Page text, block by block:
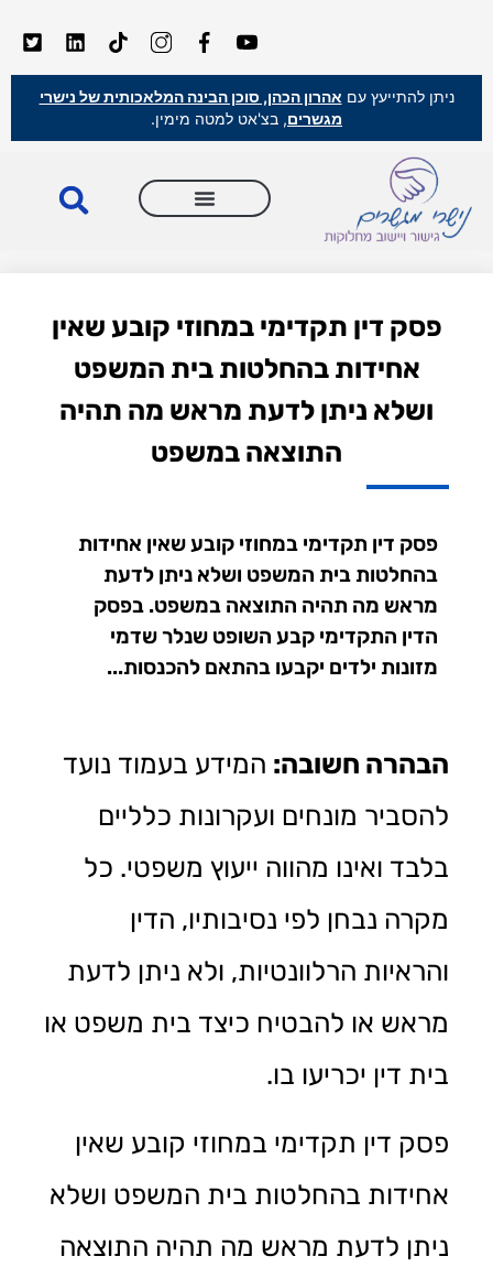
ניתן להתייעץ עם אהרון הכהן, סוכן הבינה המלאכותית של נישרי
מגשרים, בצ'אט למטה מימין.
פסק דין תקדימי במחוזי קובע שאין
אחידות בהחלטות בית המשפט
ושלא ניתן לדעת מראש מה תהיה
התוצאה במשפט
פסק דין תקדימי במחוזי קובע שאין אחידות
בהחלטות בית המשפט ושלא ניתן לדעת
מראש מה תהיה התוצאה במשפט. בפסק
הדין התקדימי קבע השופט שנלר שדמי
מזונות ילדים יקבעו בהתאם להכנסות...
הבהרה חשובה: המידע בעמוד נועד
להסביר מונחים ועקרונות כלליים
בלבד ואינו מהווה ייעוץ משפטי. כל
מקרה נבחן לפי נסיבותיו, הדין
והראיות הרלוונטיות, ולא ניתן לדעת
מראש או להבטיח כיצד בית משפט או
בית דין יכריעו בו.
פסק דין תקדימי במחוזי קובע שאין
אחידות בהחלטות בית המשפט ושלא
ניתן לדעת מראש מה תהיה התוצאה